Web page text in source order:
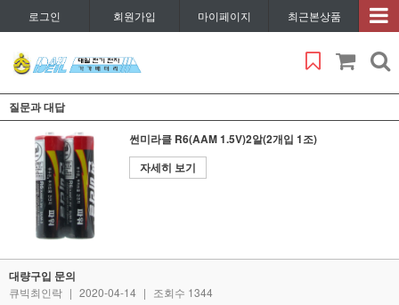
로그인 회원가입 마이페이지 최근본상품
질문과 대답
썬미라클 R6(AAM 1.5V)2알(2개입 1조)
자세히 보기
대량구입 문의
큐빅최인락 | 2020-04-14 | 조회수 1344